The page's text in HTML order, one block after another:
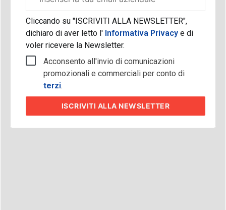
aziendale
Cliccando su "ISCRIVITI ALLA NEWSLETTER",
dichiaro di aver letto l'Informativa Privacy e di
voler ricevere la Newsletter.
Acconsento all'invio di comunicazioni
promozionali e commerciali per conto di
terzi.
ISCRIVITI ALLA NEWSLETTER